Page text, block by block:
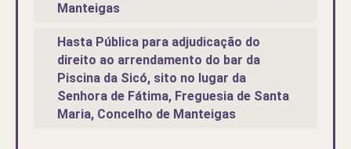
Manteigas
Hasta Pública para adjudicação do
direito ao arrendamento do bar da
Piscina da Sicó, sito no lugar da
Senhora de Fátima, Freguesia de Santa
Maria, Concelho de Manteigas